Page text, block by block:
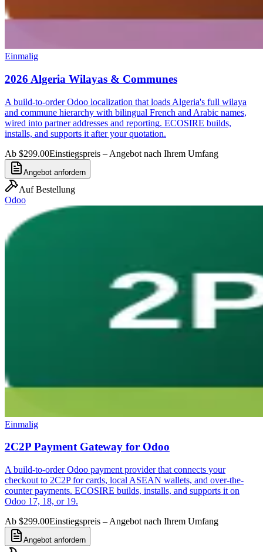
Einmalig
2026 Algeria Wilayas & Communes
A build-to-order Odoo localization that loads Algeria's full wilaya
and commune hierarchy with bilingual French and Arabic names,
wired into partner addresses and reporting. ECOSIRE builds,
installs, and supports it after your quotation.
Ab $299.00Einstiegspreis – Angebot nach Ihrem Umfang
Angebot anfordern
Auf Bestellung
Odoo
Einmalig
2C2P Payment Gateway for Odoo
A build-to-order Odoo payment provider that connects your
checkout to 2C2P for cards, local ASEAN wallets, and over-the-
counter payments. ECOSIRE builds, installs, and supports it on
Odoo 17, 18, or 19.
Ab $299.00Einstiegspreis – Angebot nach Ihrem Umfang
Angebot anfordern